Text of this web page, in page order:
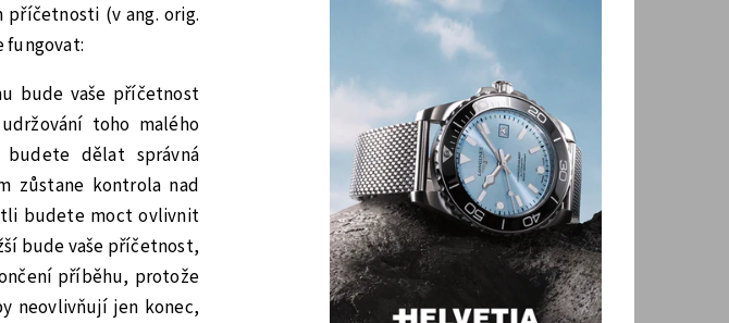
(v ang. orig.
fungovat:
bude vaše příčetnost
toho malého
dělat správná
zůstane kontrola nad
budete moct ovlivnit
bude vaše příčetnost,
příběhu, protože
neovlivňují jen konec,